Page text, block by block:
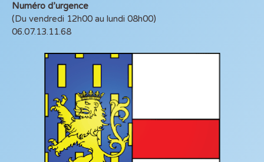
Numéro d’urgence
(Du vendredi 12h00 au lundi 08h00)
06.07.13.11.68